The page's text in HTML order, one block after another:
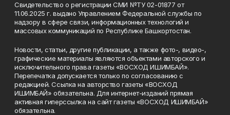
Свидетельство о регистрации СМИ №ТУ 02-01877 от
11.06.2025 г. выдано Управлением Федеральной службы по
надзору в сфере связи, информационных технологий и
массовых коммуникаций по Республике Башкортостан.
Новости, статьи, другие публикации, а также фото-, видео-,
графические материалы являются объектами авторского и
исключительного права газеты «ВОСХОД ИШИМБАЙ».
Перепечатка допускается только по согласованию с
редакцией. Ссылка на авторство газеты «ВОСХОД
ИШИМБАЙ» обязательна. Для интернет-изданий прямая
активная гиперссылка на сайт газеты «ВОСХОД ИШИМБАЙ»
обязательна.